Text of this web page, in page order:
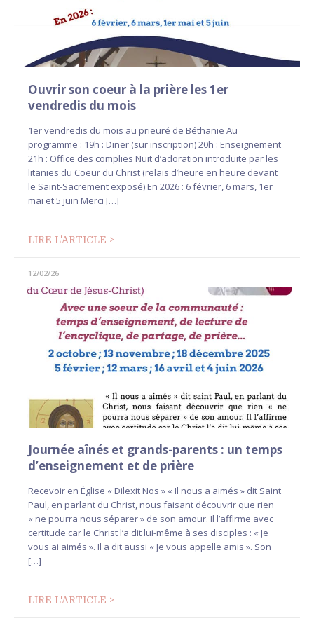
Ouvrir son coeur à la prière les 1er
vendredis du mois
1er vendredis du mois au prieuré de Béthanie Au
programme : 19h : Diner (sur inscription) 20h : Enseignement
21h : Office des complies Nuit d’adoration introduite par les
litanies du Coeur du Christ (relais d’heure en heure devant
le Saint-Sacrement exposé) En 2026 : 6 février, 6 mars, 1er
mai et 5 juin Merci […]
LIRE L'ARTICLE >
12/02/26
Journée aînés et grands-parents : un temps
d’enseignement et de prière
Recevoir en Église « Dilexit Nos » « Il nous a aimés » dit Saint
Paul, en parlant du Christ, nous faisant découvrir que rien
« ne pourra nous séparer » de son amour. Il l’affirme avec
certitude car le Christ l’a dit lui-même à ses disciples : « Je
vous ai aimés ». Il a dit aussi « Je vous appelle amis ». Son
[…]
LIRE L'ARTICLE >